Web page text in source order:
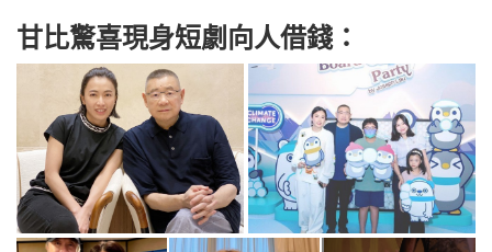
甘比驚喜現身短劇向人借錢：